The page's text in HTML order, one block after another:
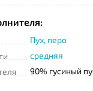
Пух, перо
средняя
90% гусиный